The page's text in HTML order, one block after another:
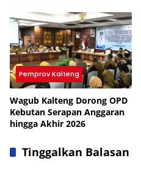
Tugas
Pemprov Kalteng
Wagub Kalteng Dorong OPD
Kebutan Serapan Anggaran
hingga Akhir 2026
Tinggalkan Balasan